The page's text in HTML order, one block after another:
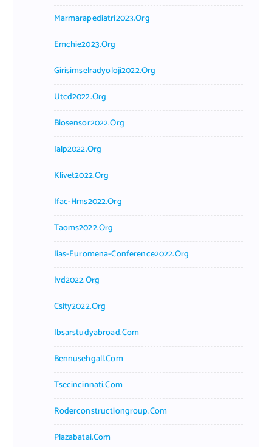
Marmarapediatri2023.org
Emchie2023.org
Girisimselradyoloji2022.org
Utcd2022.org
Biosensor2022.org
Ialp2022.org
Klivet2022.org
Ifac-Hms2022.org
Taoms2022.org
Iias-Euromena-Conference2022.org
Ivd2022.org
Csity2022.org
Ibsarstudyabroad.com
Bennusehgall.com
Tsecincinnati.com
Roderconstructiongroup.com
Plazabatai.com